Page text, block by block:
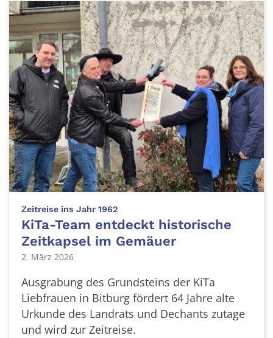
Zeitreise ins Jahr 1962:
KiTa-Team entdeckt historische
Zeitkapsel im Gemäuer
2. März 2026
Ausgrabung des Grundsteins der KiTa
Liebfrauen in Bitburg fördert 64 Jahre alte
Urkunde des Landrats und Dechants zutage
und wird zur Zeitreise.